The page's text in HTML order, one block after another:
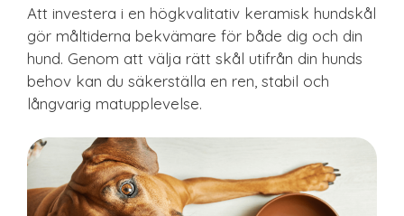
Att investera i en högkvalitativ keramisk hundskål
gör måltiderna bekvämare för både dig och din
hund. Genom att välja rätt skål utifrån din hunds
behov kan du säkerställa en ren, stabil och
långvarig matupplevelse.